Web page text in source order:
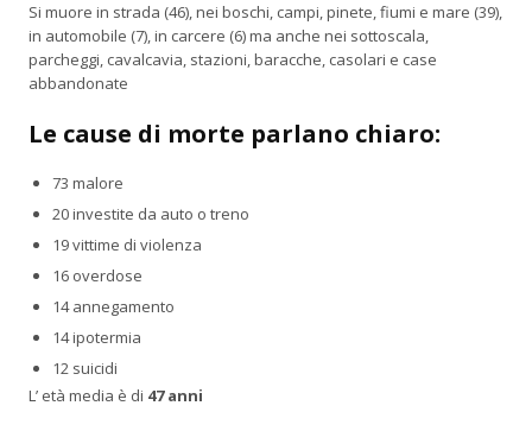
Si muore in strada (46), nei boschi, campi, pinete, fiumi e mare (39),
in automobile (7), in carcere (6) ma anche nei sottoscala,
parcheggi, cavalcavia, stazioni, baracche, casolari e case
abbandonate
Le cause di morte parlano chiaro:
73 malore
20 investite da auto o treno
19 vittime di violenza
16 overdose
14 annegamento
14 ipotermia
12 suicidi
L’ età media è di 47 anni